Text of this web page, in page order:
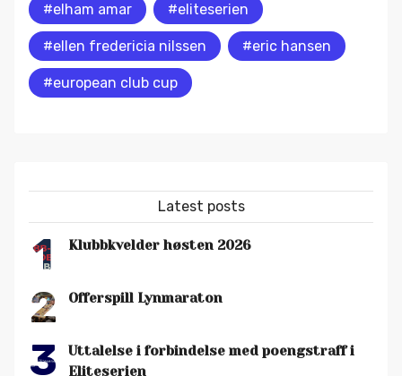
#elham amar #eliteserien
#ellen fredericia nilssen #eric hansen
#european club cup
Latest posts
1 Klubbkvelder høsten 2026
2 Offerspill Lynmaraton
3
Uttalelse i forbindelse med poengstraff i
Eliteserien